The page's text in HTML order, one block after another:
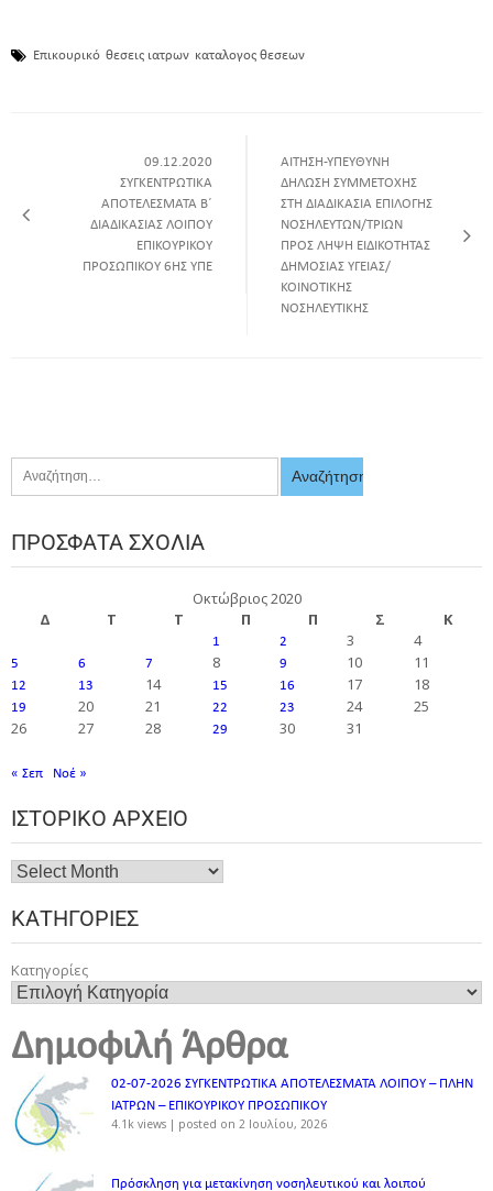
Επικουρικό θεσεις ιατρων καταλογος θεσεων
09.12.2020
ΣΥΓΚΕΝΤΡΩΤΙΚΑ
ΑΠΟΤΕΛΕΣΜΑΤΑ Β΄
ΔΙΑΔΙΚΑΣΙΑΣ ΛΟΙΠΟΥ
ΕΠΙΚΟΥΡΙΚΟΥ
ΠΡΟΣΩΠΙΚΟΥ 6ΗΣ ΥΠΕ
ΑΙΤΗΣΗ-ΥΠΕΥΘΥΝΗ
ΔΗΛΩΣΗ ΣΥΜΜΕΤΟΧΗΣ
ΣΤΗ ΔΙΑΔΙΚΑΣΙΑ ΕΠΙΛΟΓΗΣ
ΝΟΣΗΛΕΥΤΩΝ/ΤΡΙΩΝ
ΠΡΟΣ ΛΗΨΗ ΕΙΔΙΚΟΤΗΤΑΣ
ΔΗΜΟΣΙΑΣ ΥΓΕΙΑΣ/
ΚΟΙΝΟΤΙΚΗΣ
ΝΟΣΗΛΕΥΤΙΚΗΣ
ΠΡΌΣΦΑΤΑ ΣΧΌΛΙΑ
Οκτώβριος 2020
Δ
Τ Τ Π Π Σ Κ
1 2 3 4
5 6 7 8 9 10 11
12 13 14 15 16 17 18
19 20 21 22 23 24
25
26
27 28 29 30 31
« Σεπ Νοέ »
ΙΣΤΟΡΙΚΌ ΑΡΧΕΊΟ
ΚΑΤΗΓΟΡΊΕΣ
Κατηγορίες
Δημοφιλή Άρθρα
02-07-2026 ΣΥΓΚΕΝΤΡΩΤΙΚΑ ΑΠΟΤΕΛΕΣΜΑΤΑ ΛΟΙΠΟΥ – ΠΛΗΝ
ΙΑΤΡΩΝ – ΕΠΙΚΟΥΡΙΚΟΥ ΠΡΟΣΩΠΙΚOY
4.1k views | posted on 2 Ιουλίου, 2026
Πρόσκληση για μετακίνηση νοσηλευτικού και λοιπού